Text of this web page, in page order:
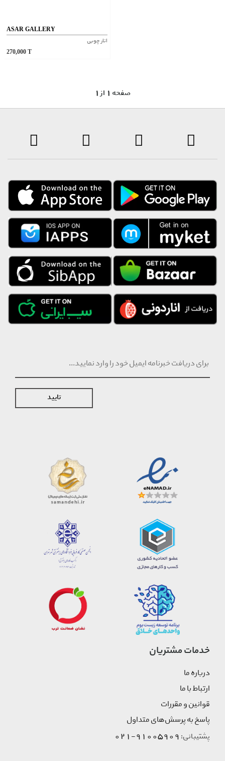
ASAR GALLERY
انار چوبی
270,000T
1 صفحه 1 از
تایید
خدمات مشتریان
درباره ما
ارتباط با ما
قوانین و مقررات
پاسخ به پرسش‌های متداول
پشتیبانی: 91005909-021